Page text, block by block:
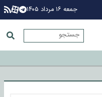
جمعه ۱۶ مرداد ۱۴۰۵